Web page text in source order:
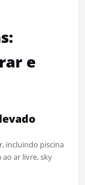
e
incluindo piscina
ar livre, sky